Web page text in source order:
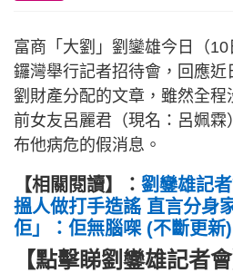
富商「大劉」劉鑾雄今日（
鑼灣舉行記者招待會，回應近
劉財產分配的文章，雖然全
前女友呂麗君（現名：呂姵
布他病危的假消息。
【相關閱讀】： 劉鑾雄記
搵人做打手造謠 直言分身
佢」：佢無腦㗎 (不斷更新)
【點擊睇劉鑾雄記者會